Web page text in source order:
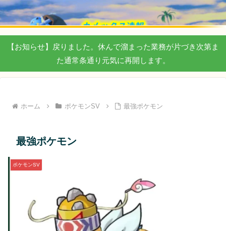
【お知らせ】戻りました。休んで溜まった業務が片づき次第ま
た通常条通り元気に再開します。
ホーム ポケモンSV 最強ポケモン
最強ポケモン
ポケモンSV